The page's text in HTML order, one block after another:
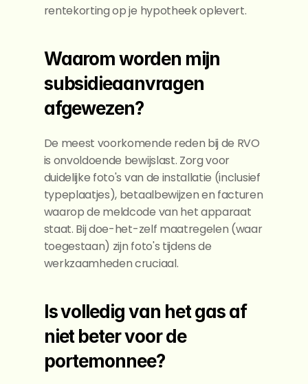
rentekorting op je hypotheek oplevert.
Waarom worden mijn
subsidieaanvragen
afgewezen?
De meest voorkomende reden bij de RVO
is onvoldoende bewijslast. Zorg voor
duidelijke foto's van de installatie (inclusief
typeplaatjes), betaalbewijzen en facturen
waarop de meldcode van het apparaat
staat. Bij doe-het-zelf maatregelen (waar
toegestaan) zijn foto's tijdens de
werkzaamheden cruciaal.
Is volledig van het gas af
niet beter voor de
portemonnee?